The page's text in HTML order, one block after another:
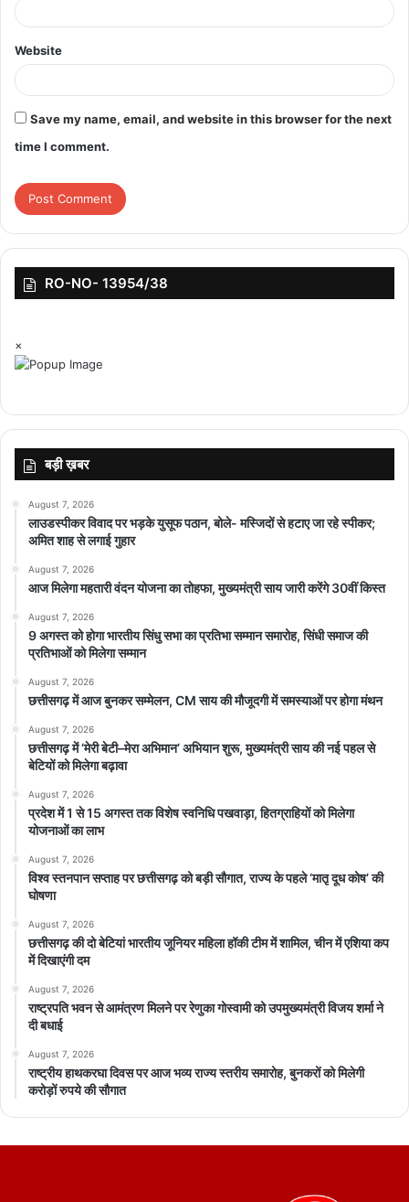
Website
Save my name, email, and website in this browser for the next
time I comment.
RO-NO- 13954/38
×
बड़ी ख़बर
August 7, 2026
लाउडस्पीकर विवाद पर भड़के युसूफ पठान, बोले- मस्जिदों से हटाए जा रहे स्पीकर;
अमित शाह से लगाई गुहार
August 7, 2026
आज मिलेगा महतारी वंदन योजना का तोहफा, मुख्यमंत्री साय जारी करेंगे 30वीं किस्त
August 7, 2026
9 अगस्त को होगा भारतीय सिंधु सभा का प्रतिभा सम्मान समारोह, सिंधी समाज की
प्रतिभाओं को मिलेगा सम्मान
August 7, 2026
छत्तीसगढ़ में आज बुनकर सम्मेलन, CM साय की मौजूदगी में समस्याओं पर होगा मंथन
August 7, 2026
छत्तीसगढ़ में ‘मेरी बेटी–मेरा अभिमान’ अभियान शुरू, मुख्यमंत्री साय की नई पहल से
बेटियों को मिलेगा बढ़ावा
August 7, 2026
प्रदेश में 1 से 15 अगस्त तक विशेष स्वनिधि पखवाड़ा, हितग्राहियों को मिलेगा
योजनाओं का लाभ
August 7, 2026
विश्व स्तनपान सप्ताह पर छत्तीसगढ़ को बड़ी सौगात, राज्य के पहले ‘मातृ दूध कोष’ की
घोषणा
August 7, 2026
छत्तीसगढ़ की दो बेटियां भारतीय जूनियर महिला हॉकी टीम में शामिल, चीन में एशिया कप
में दिखाएंगी दम
August 7, 2026
राष्ट्रपति भवन से आमंत्रण मिलने पर रेणुका गोस्वामी को उपमुख्यमंत्री विजय शर्मा ने
दी बधाई
August 7, 2026
राष्ट्रीय हाथकरघा दिवस पर आज भव्य राज्य स्तरीय समारोह, बुनकरों को मिलेगी
करोड़ों रुपये की सौगात